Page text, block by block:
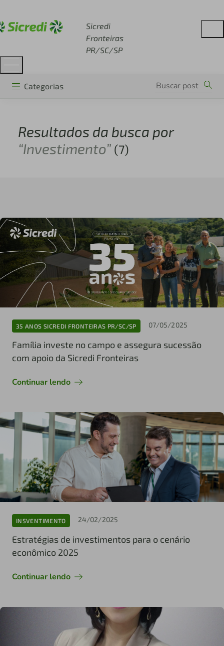
Sicredi
Fronteiras
PR/SC/SP
Categorias
Resultados da busca por
“Investimento” (7)
35 ANOS SICREDI FRONTEIRAS PR/SC/SP 07/05/2025
Família investe no campo e assegura sucessão
com apoio da Sicredi Fronteiras
Continuar lendo
INSVENTIMENTO 24/02/2025
Estratégias de investimentos para o cenário
econômico 2025
Continuar lendo